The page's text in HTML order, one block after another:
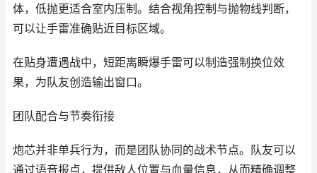
体，低抛更适合室内压制。结合视角控制与抛物线判断，
可以让手雷准确贴近目标区域。
在贴身遭遇战中，短距离瞬爆手雷可以制造强制换位效
果，为队友创造输出窗口。
团队配合与节奏衔接
炮芯并非单兵行为，而是团队协同的战术节点。队友可以
通过语音报点，提供敌人位置与血量信息，从而精确调整